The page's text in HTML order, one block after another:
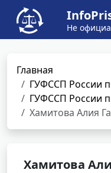
Не
Главная
ГУФССП России
ГУФССП России
Хамитова Алия
Хамитова